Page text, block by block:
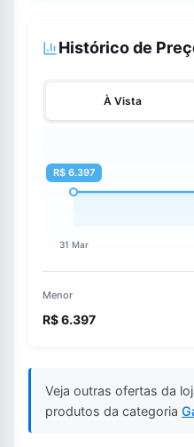
Histórico de
À Vista
Menor
R$ 6.397
Veja outras ofertas da
produtos da categoria